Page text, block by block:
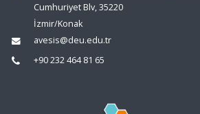
Cumhuriyet Blv, 35220
İzmir/Konak
avesis@deu.edu.tr
+90 232 464 81 65